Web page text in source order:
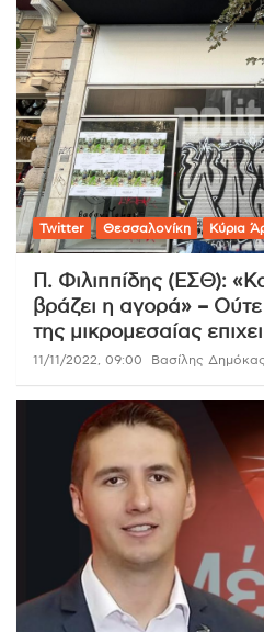
Twitter Θεσσαλονίκη Κύρια
Π. Φιλιππίδης (ΕΣΘ):
βράζει η αγορά» –
της μικρομεσαίας
11/11/2022, 09:00 Βασίλης Δημόκας